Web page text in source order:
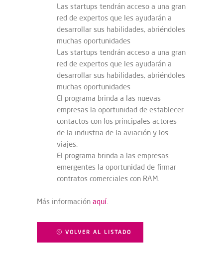
Las startups tendrán acceso a una gran
red de expertos que les ayudarán a
desarrollar sus habilidades, abriéndoles
muchas oportunidades
Las startups tendrán acceso a una gran
red de expertos que les ayudarán a
desarrollar sus habilidades, abriéndoles
muchas oportunidades
El programa brinda a las nuevas
empresas la oportunidad de establecer
contactos con los principales actores
de la industria de la aviación y los
viajes.
El programa brinda a las empresas
emergentes la oportunidad de firmar
contratos comerciales con RAM.
Más información aquí.
VOLVER AL LISTADO